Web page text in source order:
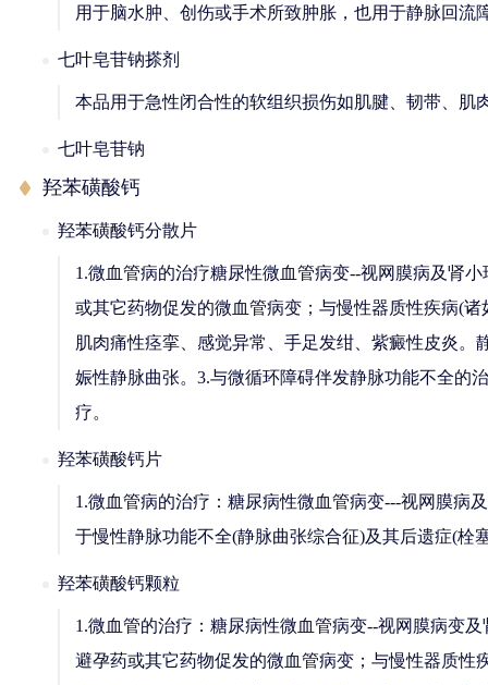
用于脑水肿、创伤或手术所致肿胀，也用于静脉回流
七叶皂苷钠搽剂
本品用于急性闭合性的软组织损伤如肌腱、韧带、肌
七叶皂苷钠
羟苯磺酸钙
羟苯磺酸钙分散片
1.微血管病的治疗糖尿性微血管病变--视网膜病及肾
或其它药物促发的微血管病变；与慢性器质性疾病(
肌肉痛性痉挛、感觉异常、手足发绀、紫癜性皮炎。
娠性静脉曲张。3.与微循环障碍伴发静脉功能不全的
疗。
羟苯磺酸钙片
1.微血管病的治疗：糖尿病性微血管病变---视网膜病
于慢性静脉功能不全(静脉曲张综合征)及其后遗症(
羟苯磺酸钙颗粒
1.微血管的治疗：糖尿病性微血管病变--视网膜病变
避孕药或其它药物促发的微血管病变；与慢性器质性